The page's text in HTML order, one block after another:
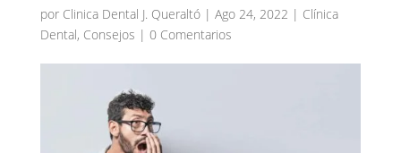
por Clinica Dental J. Queraltó| Ago 24, 2022 | Clínica
Dental, Consejos | 0 Comentarios